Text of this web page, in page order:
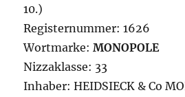
10.)
Registernummer: 1626
Wortmarke:MONOPOLE
Nizzaklasse: 33
Inhaber: HEIDSIECK & Co